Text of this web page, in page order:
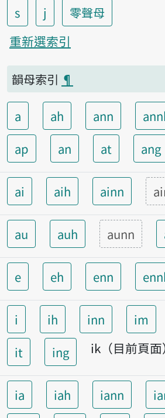
s j
零聲母
重新選索引
韻母索引 ¶
a ah ann
ap
an at ang
ai aih ainn
au auh aunn
e eh enn
i ih inn im
it
ing ik（目前頁面
ia iah iann